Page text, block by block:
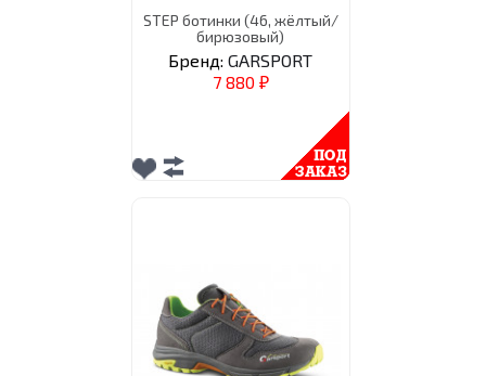
STEP ботинки (46, жёлтый/
бирюзовый)
Бренд: GARSPORT
7 880 ₽